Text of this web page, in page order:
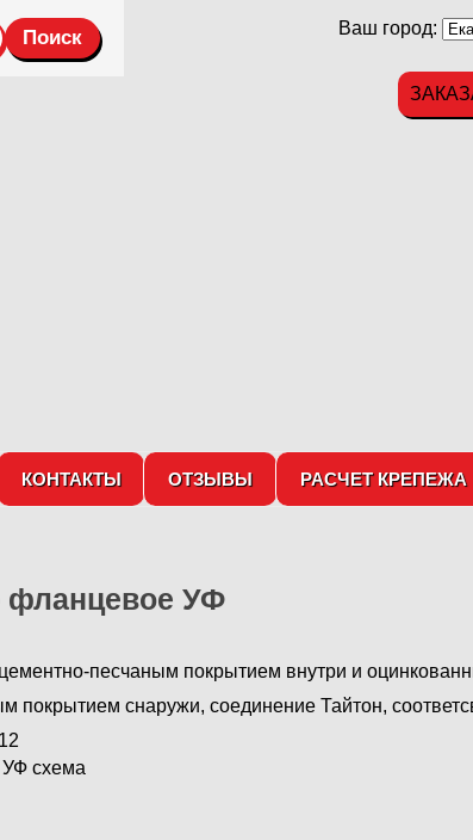
Ваш город:
КОНТАКТЫ ОТЗЫВЫ РАСЧЕТ КРЕПЕЖА
фланцевое УФ
песчаным покрытием внутри и
покрытием снаружи, соединение Тайтон,